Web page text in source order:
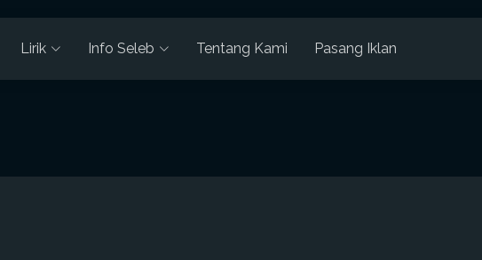
Lirik Info Seleb Tentang Kami Pasang Iklan